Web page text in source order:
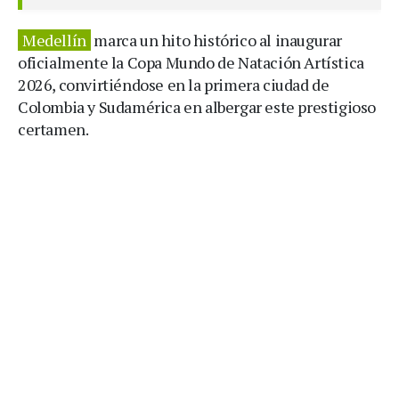
Medellín marca un hito histórico al inaugurar
oficialmente la Copa Mundo de Natación Artística
2026, convirtiéndose en la primera ciudad de
Colombia y Sudamérica en albergar este prestigioso
certamen.